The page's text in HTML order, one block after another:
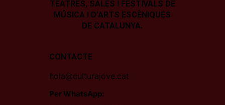
TEATRES, SALES I FESTIVALS DE
MÚSICA I D’ARTS ESCÈNIQUES
DE CATALUNYA.
CONTACTE
hola@culturajove.cat
Per WhatsApp: